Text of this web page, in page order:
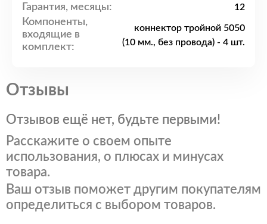
Гарантия, месяцы: 12
Компоненты,
входящие в
комплект:
коннектор тройной 5050
(10 мм., без провода) - 4 шт.
Отзывы
Отзывов ещё нет, будьте первыми!
Расскажите о своем опыте
использования, о плюсах и минусах
товара.
Ваш отзыв поможет другим покупателям
определиться с выбором товаров.